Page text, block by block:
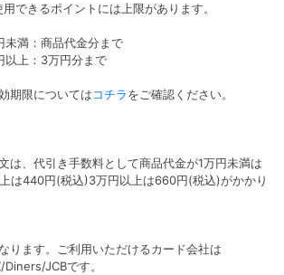
できるポイントには上限があります。
満：商品代金分まで
上：3万円分まで
期限についてはコチラをご確認ください。
は、代引き手数料として商品代金が1万円未満は
は440円(税込)3万円以上は660円(税込)がかかり
ります。ご利用いただけるカード会社は
JCBです。